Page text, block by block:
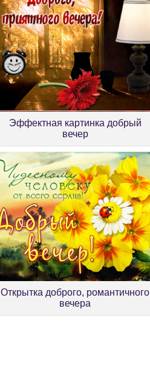
Эффектная картинка добрый
вечер
Открытка доброго, романтичного
вечера